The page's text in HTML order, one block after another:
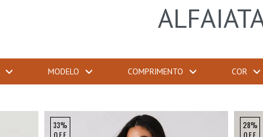
MODELO COMPRIMENTO COR
33%
OFF
28%
OFF